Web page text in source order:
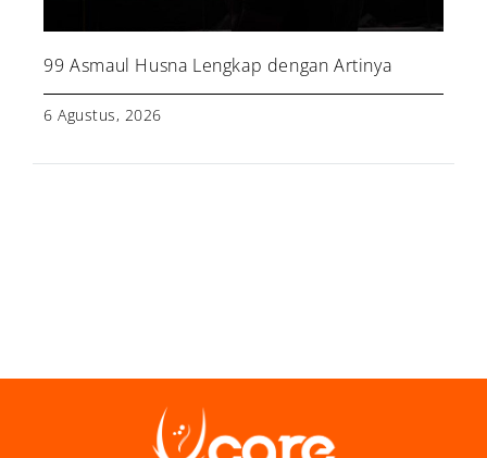
99 Asmaul Husna Lengkap dengan Artinya
6 Agustus, 2026